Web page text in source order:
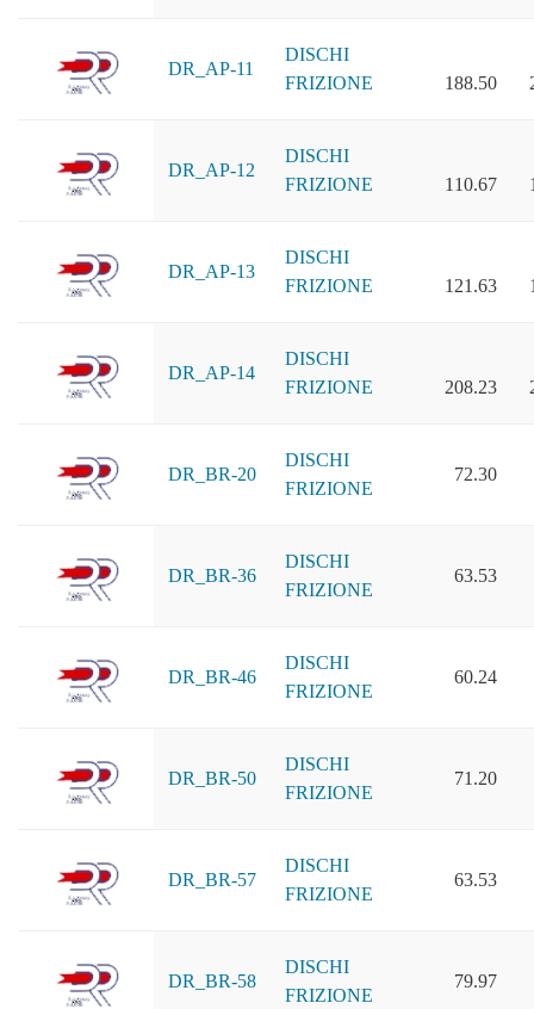
DR_AP-11
DISCHI
FRIZIONE
188.50
DR_AP-12
DISCHI
FRIZIONE
110.67
DR_AP-13
DISCHI
FRIZIONE
121.63
DR_AP-14
DISCHI
FRIZIONE
208.23
DR_BR-20
DISCHI
FRIZIONE
72.30
DR_BR-36
DISCHI
FRIZIONE
63.53
DR_BR-46
DISCHI
FRIZIONE
60.24
DR_BR-50
DISCHI
FRIZIONE
71.20
DR_BR-57
DISCHI
FRIZIONE
63.53
DR_BR-58
DISCHI
FRIZIONE
79.97